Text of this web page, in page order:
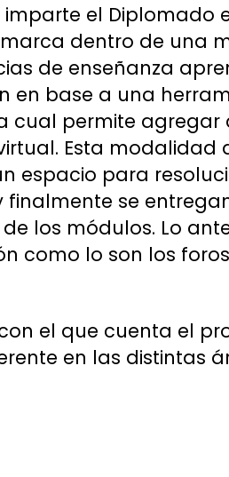
imparte el Diplomado
dentro de una
de enseñanza
en base a una
cual permite agregar
Esta modalidad
espacio para
se
los módulos. Lo
como lo son los
el que cuenta el
en las distintas